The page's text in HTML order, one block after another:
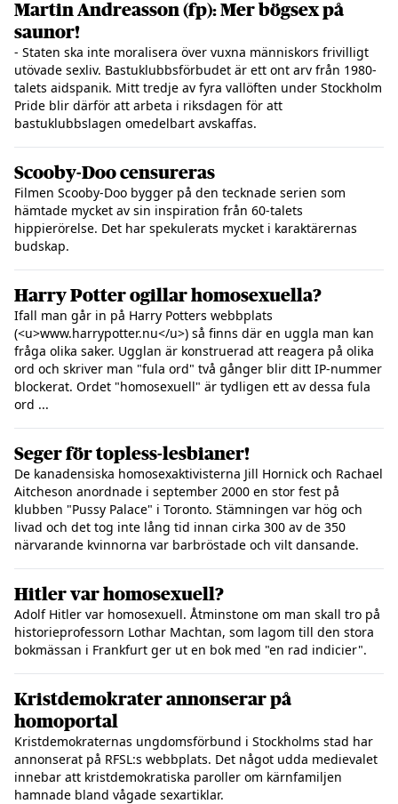
Martin Andreasson (fp): Mer bögsex på
saunor!
- Staten ska inte moralisera över vuxna människors frivilligt
utövade sexliv. Bastuklubbsförbudet är ett ont arv från 1980-
talets aidspanik. Mitt tredje av fyra vallöften under Stockholm
Pride blir därför att arbeta i riksdagen för att
bastuklubbslagen omedelbart avskaffas.
Scooby-Doo censureras
Filmen Scooby-Doo bygger på den tecknade serien som
hämtade mycket av sin inspiration från 60-talets
hippierörelse. Det har spekulerats mycket i karaktärernas
budskap.
Harry Potter ogillar homosexuella?
Ifall man går in på Harry Potters webbplats
(<u>www.harrypotter.nu</u>) så finns där en uggla man kan
fråga olika saker. Ugglan är konstruerad att reagera på olika
ord och skriver man "fula ord" två gånger blir ditt IP-nummer
blockerat. Ordet "homosexuell" är tydligen ett av dessa fula
ord ...
Seger för topless-lesbianer!
De kanadensiska homosexaktivisterna Jill Hornick och Rachael
Aitcheson anordnade i september 2000 en stor fest på
klubben "Pussy Palace" i Toronto. Stämningen var hög och
livad och det tog inte lång tid innan cirka 300 av de 350
närvarande kvinnorna var barbröstade och vilt dansande.
Hitler var homosexuell?
Adolf Hitler var homosexuell. Åtminstone om man skall tro på
historieprofessorn Lothar Machtan, som lagom till den stora
bokmässan i Frankfurt ger ut en bok med "en rad indicier".
Kristdemokrater annonserar på
homoportal
Kristdemokraternas ungdomsförbund i Stockholms stad har
annonserat på RFSL:s webbplats. Det något udda medievalet
innebar att kristdemokratiska paroller om kärnfamiljen
hamnade bland vågade sexartiklar.